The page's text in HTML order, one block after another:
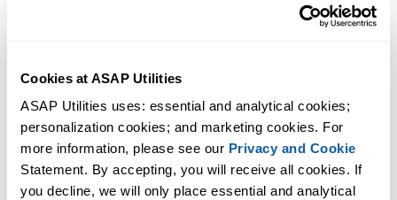
Cookies at ASAP Utilities
ASAP Utilities uses: essential and analytical cookies;
personalization cookies; and marketing cookies. For
more information, please see our Privacy and Cookie
Statement. By accepting, you will receive all cookies. If
you decline, we will only place essential and analytical